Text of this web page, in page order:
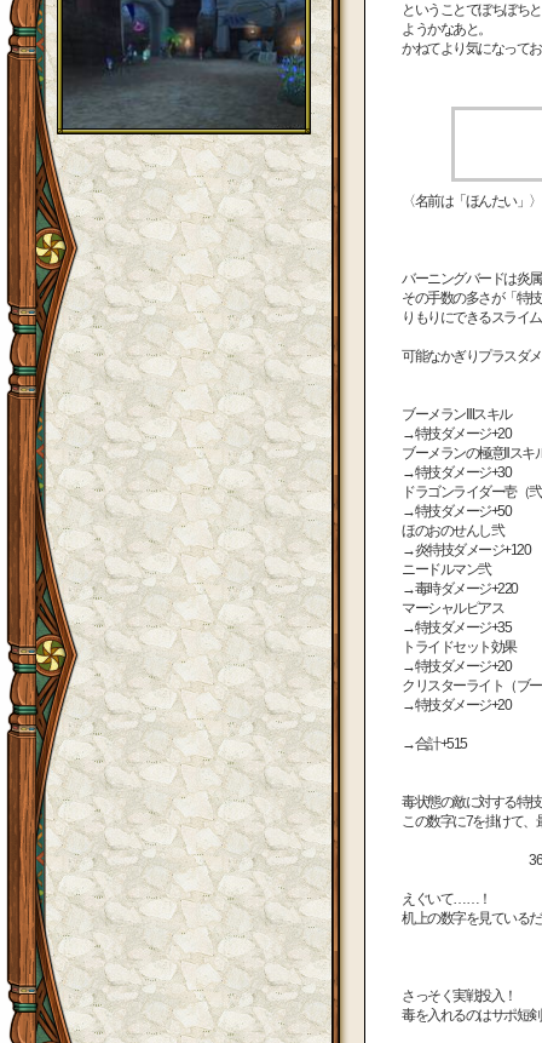
ということでぼちぼち
ようかなあと。
かねてより気になって
〈名前は「ほんたい」〉
バーニングバードは炎
その手数の多さが「特
りもりにできるスライ
可能なかぎりプラスダ
ブーメランⅢスキル
→特技ダメージ+20
ブーメランの極意Ⅱスキ
→特技ダメージ+30
ドラゴンライダー壱（
→特技ダメージ+50
ほのおのせんし弐
→炎特技ダメージ+120
ニードルマン弐
→毒時ダメージ+220
マーシャルピアス
→特技ダメージ+35
トライドセット効果
→特技ダメージ+20
クリスターライト（ブ
→特技ダメージ+20
→合計+515
毒状態の敵に対する特
この数字に7を掛けて
3605！
えぐいて……！
机上の数字を見ている
さっそく実戦投入！
毒を入れるのはサポ短